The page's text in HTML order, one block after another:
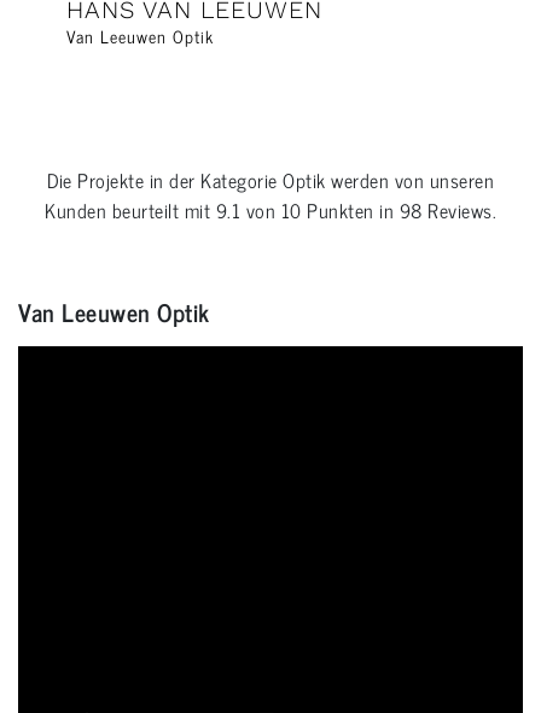
HANS VAN LEEUWEN
Van Leeuwen Optik
Die Projekte in der KategorieOptikwerden von unseren
Kunden beurteilt mit9.1 von 10 Punkten in 98 Reviews.
Van Leeuwen Optik